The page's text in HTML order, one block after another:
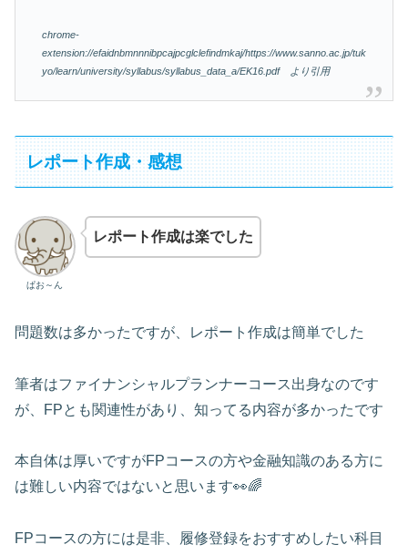
chrome-
extension://efaidnbmnnnibpcajpcglclefindmkaj/https://www.sanno.ac.jp/tuk
yo/learn/university/syllabus/syllabus_data_a/EK16.pdf より引用
レポート作成・感想
ぱお～ん
レポート作成は楽でした
問題数は多かったですが、レポート作成は簡単でした
筆者はファイナンシャルプランナーコース出身なのです
が、FPとも関連性があり、知ってる内容が多かったです
本自体は厚いですがFPコースの方や金融知識のある方に
は難しい内容ではないと思います👀🌈
FPコースの方には是非、履修登録をおすすめしたい科目